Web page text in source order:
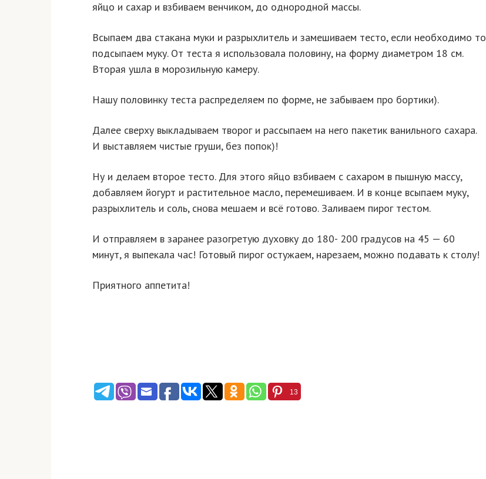
яйцо и сахар и взбиваем венчиком, до однородной массы.
Всыпаем два стакана муки и разрыхлитель и замешиваем тесто, если необходимо то
подсыпаем муку. От теста я использовала половину, на форму диаметром 18 см.
Вторая ушла в морозильную камеру.
Нашу половинку теста распределяем по форме, не забываем про бортики).
Далее сверху выкладываем творог и рассыпаем на него пакетик ванильного сахара.
И выставляем чистые груши, без попок)!
Ну и делаем второе тесто. Для этого яйцо взбиваем с сахаром в пышную массу,
добавляем йогурт и растительное масло, перемешиваем. И в конце всыпаем муку,
разрыхлитель и соль, снова мешаем и всё готово. Заливаем пирог тестом.
И отправляем в заранее разогретую духовку до 180- 200 градусов на 45 — 60
минут, я выпекала час! Готовый пирог остужаем, нарезаем, можно подавать к столу!
Приятного аппетита!
13